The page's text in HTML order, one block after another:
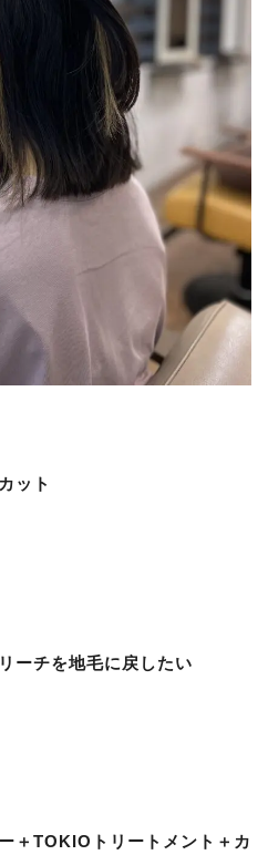
ット
ーチを地毛に戻したい
＋TOKIOトリートメント＋カ